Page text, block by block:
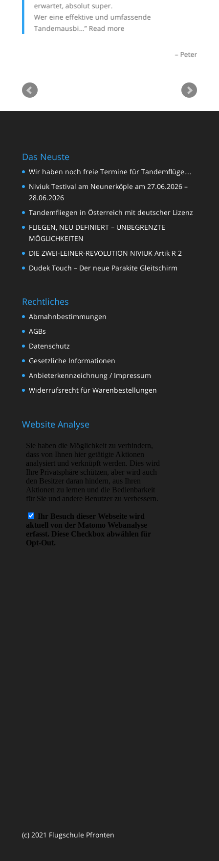
erwartet, absolut super.
Wer eine effektive und umfassende
Tandemausbi… Read more
Peter
Das Neuste
Wir haben noch freie Termine für Tandemflüge….
Niviuk Testival am Neunerköple am 27.06.2026 –
28.06.2026
Tandemfliegen in Österreich mit deutscher Lizenz
FLIEGEN, NEU DEFINIERT – UNBEGRENZTE
MÖGLICHKEITEN
DIE ZWEI-LEINER-REVOLUTION NIVIUK Artik R 2
Dudek Touch – Der neue Parakite Gleitschirm
Rechtliches
Abmahnbestimmungen
AGBs
Datenschutz
Gesetzliche Informationen
Anbieterkennzeichnung / Impressum
Widerrufsrecht für Warenbestellungen
Website Analyse
(c) 2021 Flugschule Pfronten